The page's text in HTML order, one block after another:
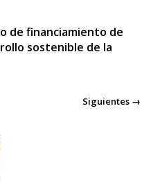
de financiamiento de
sostenible de la
Siguientes →